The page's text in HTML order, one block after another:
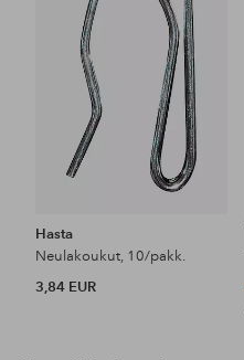
Hasta
Neulakoukut, 10/pakk.
3,84 EUR